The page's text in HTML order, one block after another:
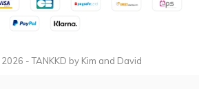
2026 - TANKKD by Kim and David